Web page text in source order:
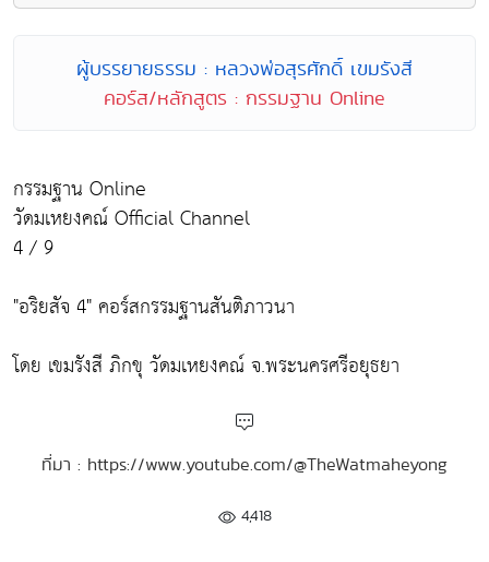
ผู้บรรยายธรรม : หลวงพ่อสุรศักดิ์ เขมรังสี
คอร์ส/หลักสูตร : กรรมฐาน Online
กรรมฐาน Online
วัดมเหยงคณ์ Official Channel
4 / 9
"อริยสัจ 4" คอร์สกรรมฐานสันติภาวนา
โดย เขมรังสี ภิกขุ วัดมเหยงคณ์ จ.พระนครศรีอยุธยา
ที่มา : https://www.youtube.com/@TheWatmaheyong
4,418